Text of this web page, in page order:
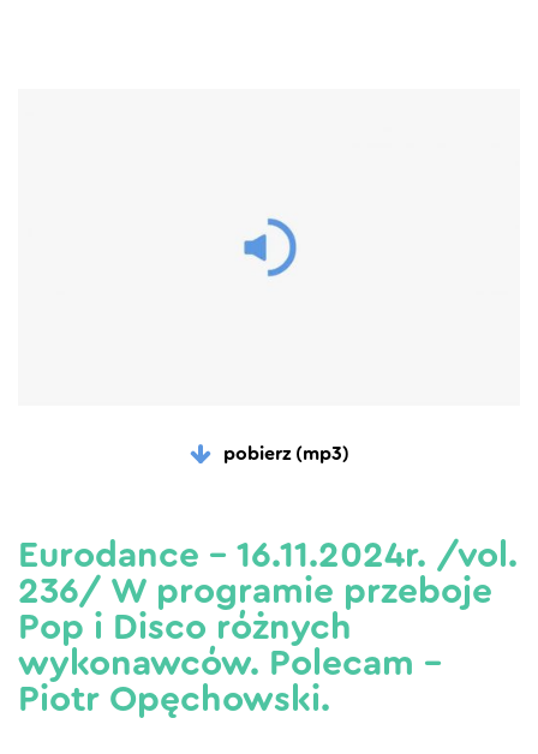
pobierz (mp3)
Eurodance – 16.11.2024r. /vol.
236/ W programie przeboje
Pop i Disco różnych
wykonawców. Polecam –
Piotr Opęchowski.